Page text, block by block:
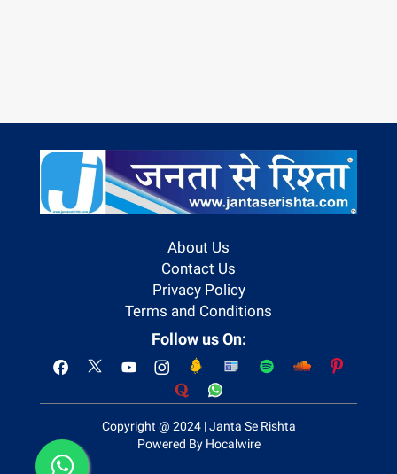
About Us
Contact Us
Privacy Policy
Terms and Conditions
Follow us On:
Copyright @ 2024 | Janta Se Rishta
Powered By Hocalwire